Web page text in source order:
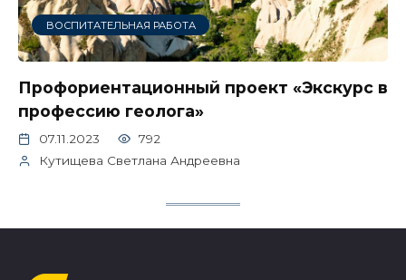
ВОСПИТАТЕЛЬНАЯ РАБОТА
Профориентационный проект «Экскурс в
профессию геолога»
07.11.2023
792
Кутищева Светлана Андреевна